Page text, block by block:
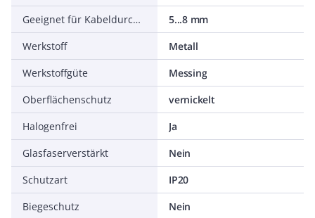
Geeignet für Kabeldurchmesser
5...8 mm
Werkstoff
Metall
Werkstoffgüte
Messing
Oberflächenschutz
vernickelt
Halogenfrei
Ja
Glasfaserverstärkt
Nein
Schutzart
IP20
Biegeschutz
Nein